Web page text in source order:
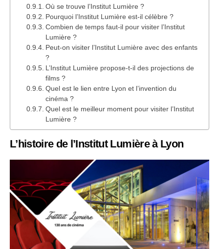
Où se trouve l’Institut Lumière ?
Pourquoi l’Institut Lumière est-il célèbre ?
Combien de temps faut-il pour visiter l’Institut
Lumière ?
Peut-on visiter l’Institut Lumière avec des enfants
?
L’Institut Lumière propose-t-il des projections de
films ?
Quel est le lien entre Lyon et l’invention du
cinéma ?
Quel est le meilleur moment pour visiter l’Institut
Lumière ?
L’histoire de l’Institut Lumière à Lyon